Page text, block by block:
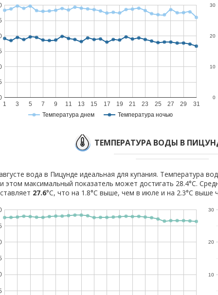
Температура днем Температура ночью
1 3 5 7 9 11 13 15 17 19 21 23 25 27 29 31
0
10
20
30
ТЕМПЕРАТУРА ВОДЫ В
вода в Пицунде идеальная для купания. Температура
этом максимальный показатель может достигать 28.4°C.
27.6°C, что на 1.8°C выше, чем в июле и на 2.3°C выше
10
20
30